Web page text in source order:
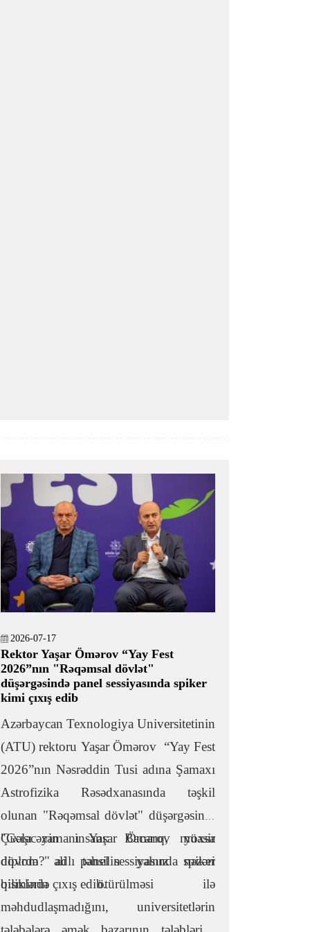
2026-07-17
Rektor Yaşar Ömərov “Yay Fest
2026”nın "Rəqəmsal dövlət"
düşərgəsində panel sessiyasında spiker
kimi çıxış edib
Azərbaycan Texnologiya Universitetinin
(ATU) rektoru Yaşar Ömərov “Yay Fest
2026”nın Nəsrəddin Tusi adına Şamaxı
Astrofizika Rəsədxanasında təşkil
olunan "Rəqəmsal dövlət" düşərgəsinin
"Gələcəyin insanı: Bacarıq, yoxsa
diplom?" adlı panel sessiyasında spiker
qismində çıxış edib.
Çıxışı zamanı Yaşar Ömərov müasir
dövrdə ali təhsilin yalnız nəzəri
biliklərin ötürülməsi ilə
məhdudlaşmadığını, universitetlərin